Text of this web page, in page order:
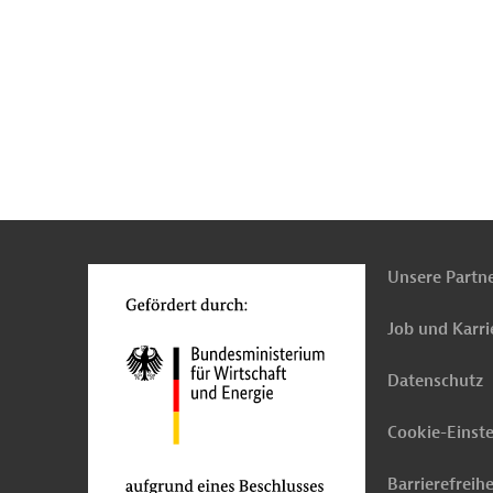
Unsere
Job und
Datenschutz
Cookie-